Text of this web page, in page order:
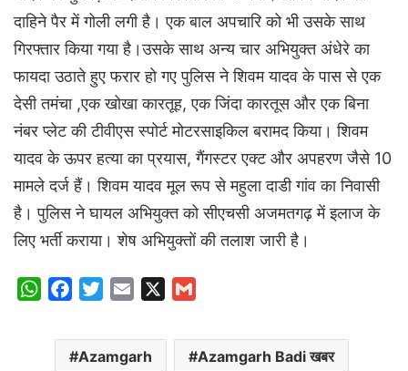
दाहिने पैर में गोली लगी है। एक बाल अपचारि को भी उसके साथ
गिरफ्तार किया गया है।उसके साथ अन्य चार अभियुक्त अंधेरे का
फायदा उठाते हुए फरार हो गए पुलिस ने शिवम यादव के पास से एक
देसी तमंचा ,एक खोखा कारतूह, एक जिंदा कारतूस और एक बिना
नंबर प्लेट की टीवीएस स्पोर्ट मोटरसाइकिल बरामद किया। शिवम
यादव के ऊपर हत्या का प्रयास, गैंगस्टर एक्ट और अपहरण जैसे 10
मामले दर्ज हैं। शिवम यादव मूल रूप से महुला दाडी गांव का निवासी
है। पुलिस ने घायल अभियुक्त को सीएचसी अजमतगढ़ में इलाज के
लिए भर्ती कराया। शेष अभियुक्तों की तलाश जारी है।
W
c
e
i
t
a
i
a
i
Azamgarh Azamgarh Badi खबर